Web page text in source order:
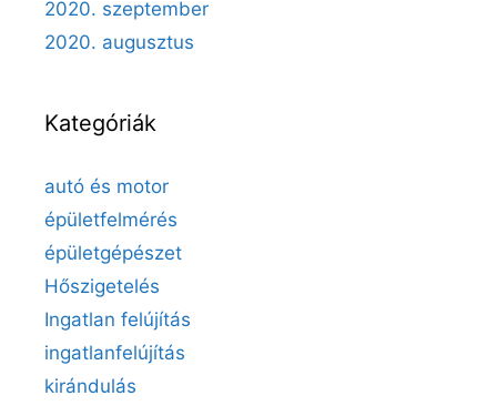
2020. szeptember
2020. augusztus
Kategóriák
autó és motor
épületfelmérés
épületgépészet
Hőszigetelés
Ingatlan felújítás
ingatlanfelújítás
kirándulás